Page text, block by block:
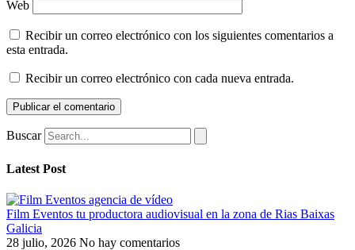
Web
Recibir un correo electrónico con los siguientes comentarios a
esta entrada.
Recibir un correo electrónico con cada nueva entrada.
Buscar
Latest Post
Film Eventos tu productora audiovisual en la zona de Rias Baixas
Galicia
28 julio, 2026 No hay comentarios